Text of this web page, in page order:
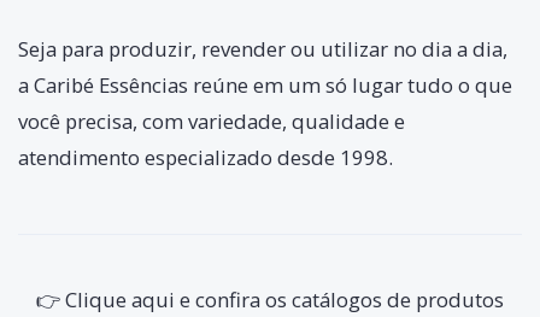
Seja para produzir, revender ou utilizar no dia a dia,
a Caribé Essências reúne em um só lugar tudo o que
você precisa, com variedade, qualidade e
atendimento especializado desde 1998.
👉 Clique aqui e confira os catálogos de produtos